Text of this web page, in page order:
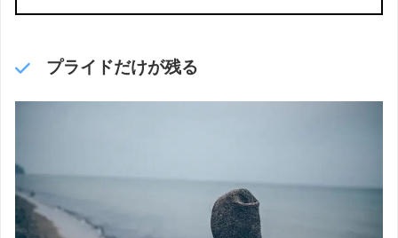
プライドだけが残る